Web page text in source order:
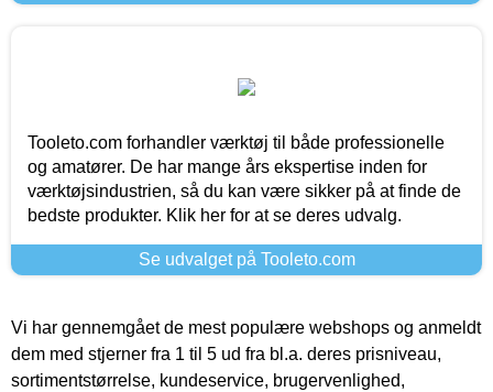
Tooleto.com forhandler værktøj til både professionelle
og amatører. De har mange års ekspertise inden for
værktøjsindustrien, så du kan være sikker på at finde de
bedste produkter. Klik her for at se deres udvalg.
Se udvalget på Tooleto.com
Vi har gennemgået de mest populære webshops og anmeldt
dem med stjerner fra 1 til 5 ud fra bl.a. deres prisniveau,
sortimentstørrelse, kundeservice, brugervenlighed,